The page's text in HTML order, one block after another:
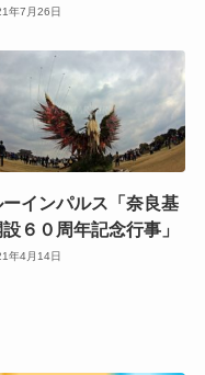
年7月26日
ーインパルス「奈良基
６０周年記念行事」
年4月14日